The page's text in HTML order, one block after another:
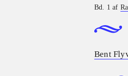
Bd. 1 af
Bent